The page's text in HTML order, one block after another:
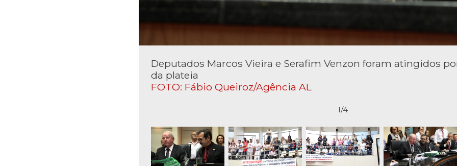
Deputados Marcos Vieira e Serafim Venzon foram atingidos
da plateia
FOTO: Fábio Queiroz/Agência AL
1/4